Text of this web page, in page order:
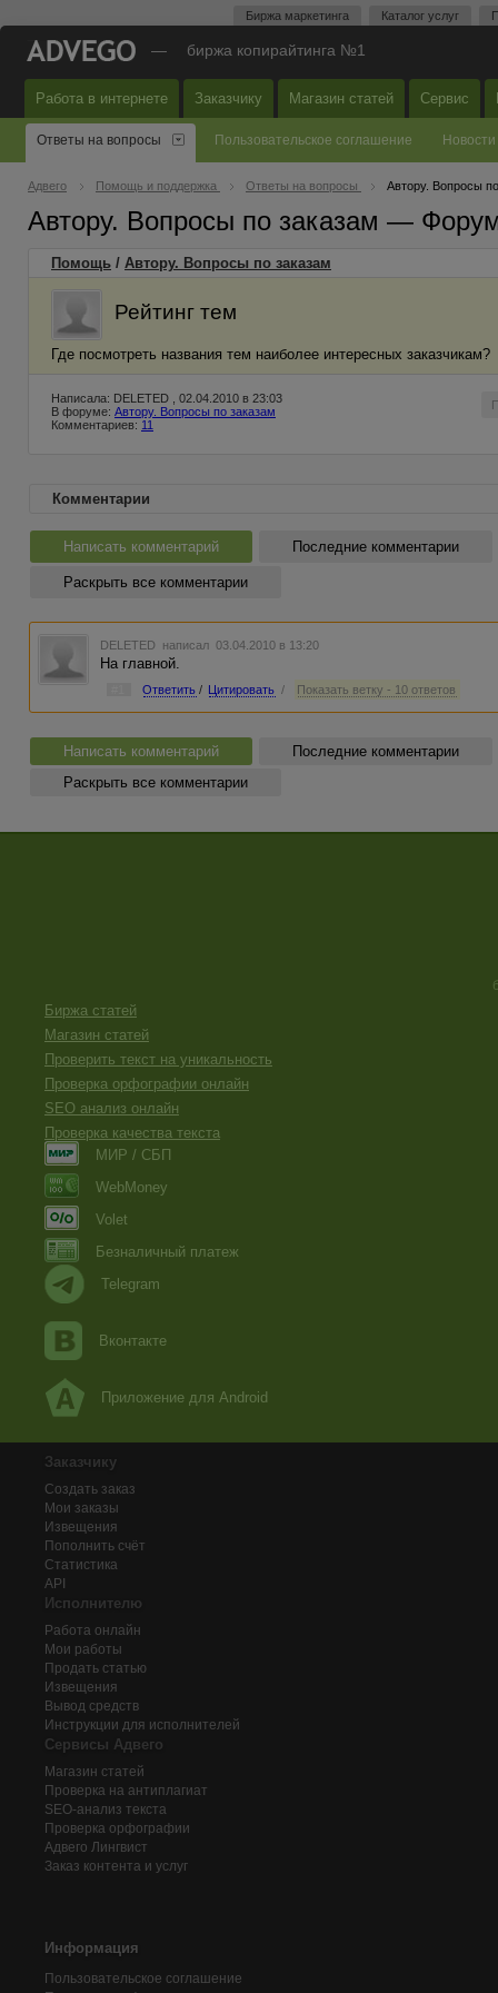
Биржа маркетинга Каталог услуг
— биржа копирайтинга №1
Работа в интернете Заказчику Магазин статей Сервис
Ответы на вопросы Пользовательское соглашение Новости
Адвего Помощь и поддержка Ответы на вопросы Автору. Вопросы
Автору. Вопросы по заказам —
Помощь / Автору. Вопросы по заказам
Рейтинг тем
Где посмотреть названия тем наиболее интересных заказчикам?
Написала: DELETED , 02.04.2010 в 23:03
В форуме: Автору. Вопросы по заказам
Комментариев: 11
Комментарии
Написать комментарий Последние комментарии
Раскрыть все комментарии
DELETED написал 03.04.2010 в 13:20
На главной.
Ответить / Цитировать / Показать ветку - 10 ответов
Написать комментарий
Последние комментарии
Раскрыть все комментарии
Биржа статей
Магазин статей
Проверить текст на уникальность
Проверка орфографии онлайн
SEO анализ онлайн
Проверка качества текста
МИР / СБП
WebMoney
Volet
Безналичный платеж
Telegram
Вконтакте
Приложение для Android
Заказчику
Создать заказ
Мои заказы
Извещения
Пополнить счёт
Статистика
API
Исполнителю
Работа онлайн
Мои работы
Продать статью
Извещения
Вывод средств
Инструкции для исполнителей
Сервисы Адвего
Магазин статей
Проверка на антиплагиат
SEO-анализ текста
Проверка орфографии
Адвего Лингвист
Заказ контента и услуг
Информация
Пользовательское соглашение